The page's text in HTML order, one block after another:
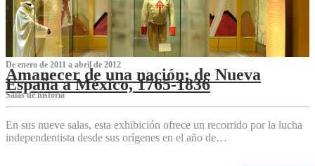
De enero de 2011 a abril de 2012
Amanecer de una nación: de Nueva
España a México, 1765-1836
Salas de historia
En sus nueve salas, esta exhibición ofrece un recorrido por la lucha
independentista desde sus orígenes en el año de…